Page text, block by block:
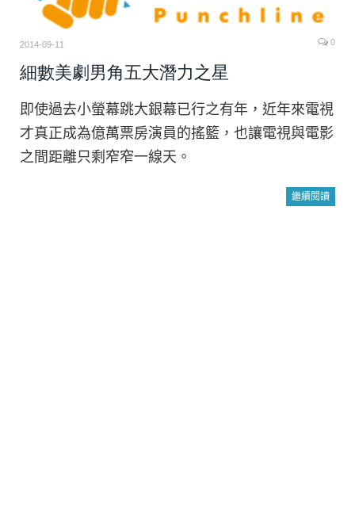
2014-09-11 0
細數美劇男角五大潛力之星
即使過去小螢幕跳大銀幕已行之有年，近年來電視
才真正成為億萬票房演員的搖籃，也讓電視與電影
之間距離只剩窄窄一線天。
繼續閱讀